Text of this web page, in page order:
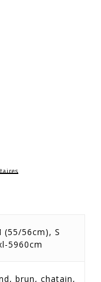
(55/56cm), S
5960cm
brun, chatain,